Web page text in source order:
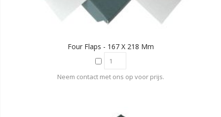
Four Flaps - 167 X 218 Mm
Neem contact met ons op voor prijs.